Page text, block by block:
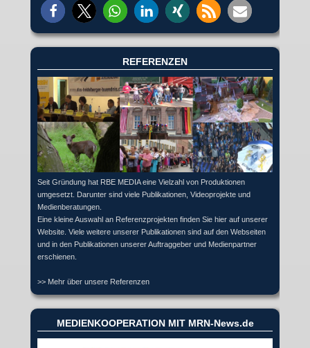
REFERENZEN
Seit Gründung hat RBE MEDIA eine Vielzahl von Produktionen
umgesetzt. Darunter sind viele Publikationen, Videoprojekte und
Medienberatungen.
Eine kleine Auswahl an Referenzprojekten finden Sie hier auf unserer
Website. Viele weitere unserer Publikationen sind auf den Webseiten
und in den Publikationen unserer Auftraggeber und Medienpartner
erschienen.
>> Mehr über unsere Referenzen
MEDIENKOOPERATION MIT MRN-News.de